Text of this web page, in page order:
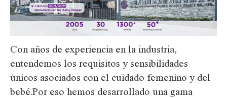
Con años de experiencia en la industria,
entendemos los requisitos y sensibilidades
únicos asociados con el cuidado femenino y del
bebé.Por eso hemos desarrollado una gama